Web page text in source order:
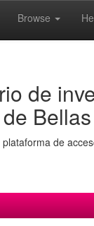
Browse
de
plataforma de